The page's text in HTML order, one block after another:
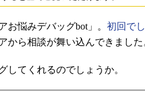
悩みデバッグbot」。 初回で
から相談が舞い込んできました
てくれるのでしょうか。